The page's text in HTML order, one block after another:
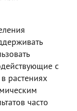
с
растениях
часто